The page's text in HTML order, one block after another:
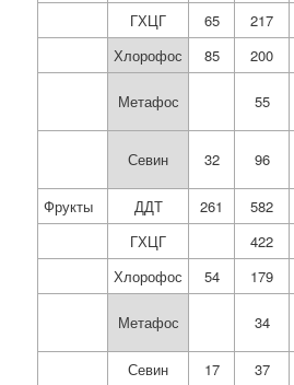
ГХЦГ
65 217
Хлорофос
85 200
Метафос 55
Севин 32 96
Фрукты ДДТ 261 582
ГХЦГ
422
Хлорофос
54 179
Метафос 34
Севин 17 37